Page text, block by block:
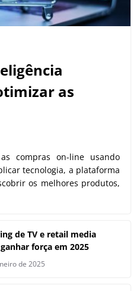
as
compras on-line usando
tecnologia, a plataforma
os melhores produtos,
de TV e retail media
força em 2025
de 2025